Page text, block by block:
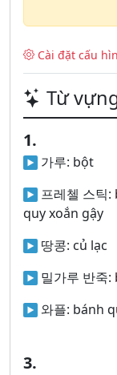
Cài đặt cấu
Từ
1.
가루: bột
프레첼 스틱:
quy xoắn gậy
땅콩: củ lạc
밀가루 반죽:
와플: bánh
3.